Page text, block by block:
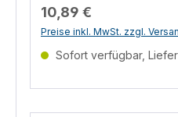
info@kathrein-ds.com Telefon 004980316193300
EU Verantwortliche Person KATHREIN Digital
Systems GmbH Salinstrasse 34, Rosenheim, 83022,
DE info@kathrein-ds.com Telefon
004980316193300
10,89 €
Preise inkl. MwSt. zzgl.
Sofort verfügbar,